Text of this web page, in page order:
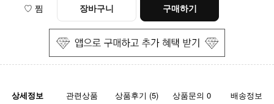
♡ 찜 장바구니 구매하기
상세정보 관련상품 상품후기 (5) 상품문의 0 배송정보